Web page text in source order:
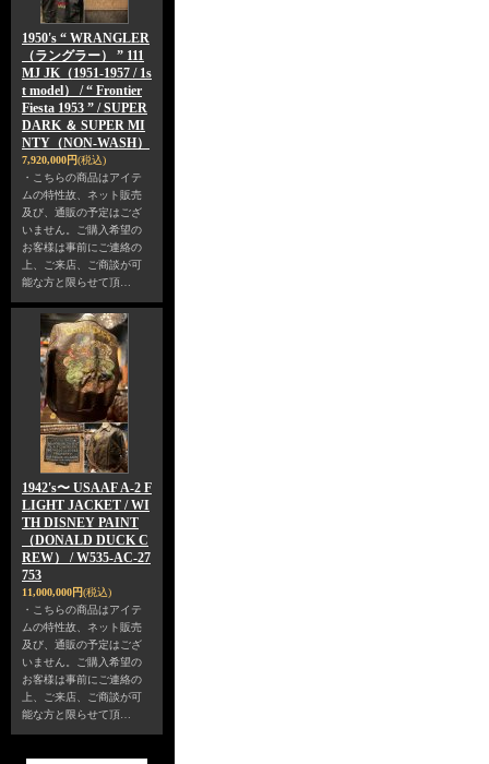
1950's “ WRANGLER
（ラングラー） ” 111
MJ JK（1951-1957 / 1s
t model） / “ Frontier
Fiesta 1953 ” / SUPER
DARK ＆ SUPER MI
NTY（NON-WASH）
7,920,000円(税込)
・こちらの商品はアイテ
ムの特性故、ネット販売
及び、通販の予定はござ
いません。ご購入希望の
お客様は事前にご連絡の
上、ご来店、ご商談が可
能な方と限らせて頂…
1942's〜 USAAF A-2 F
LIGHT JACKET / WI
TH DISNEY PAINT
（DONALD DUCK C
REW） / W535-AC-27
753
11,000,000円(税込)
・こちらの商品はアイテ
ムの特性故、ネット販売
及び、通販の予定はござ
いません。ご購入希望の
お客様は事前にご連絡の
上、ご来店、ご商談が可
能な方と限らせて頂…